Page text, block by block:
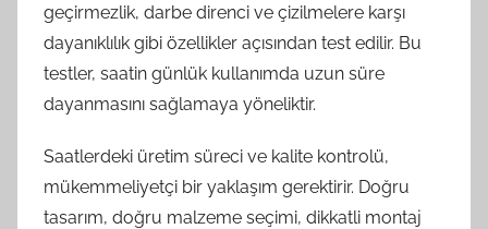
geçirmezlik, darbe direnci ve çizilmelere karşı
dayanıklılık gibi özellikler açısından test edilir. Bu
testler, saatin günlük kullanımda uzun süre
dayanmasını sağlamaya yöneliktir.
Saatlerdeki üretim süreci ve kalite kontrolü,
mükemmeliyetçi bir yaklaşım gerektirir. Doğru
tasarım, doğru malzeme seçimi, dikkatli montaj